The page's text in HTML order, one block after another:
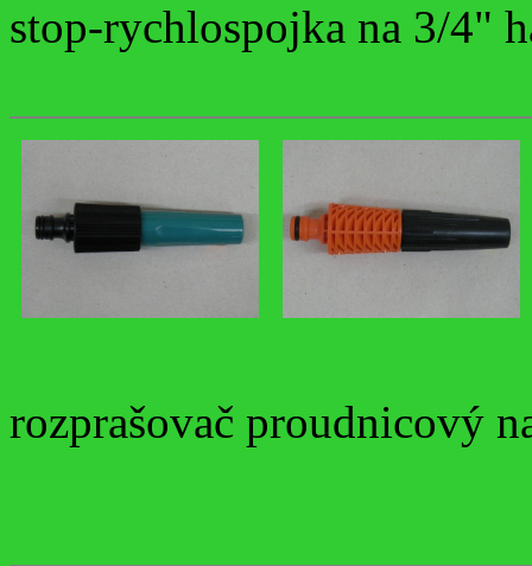
stop-rychlospojka na 3/4"
rozprašovač proudnicový